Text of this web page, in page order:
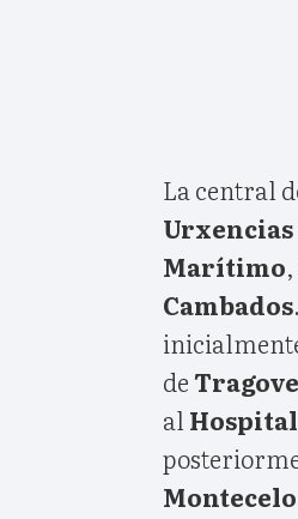
La central
Urxencias
Marítimo
Cambados
de Tragove
al
Montecelo